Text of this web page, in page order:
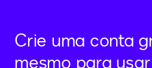
Crie uma conta
mesmo para